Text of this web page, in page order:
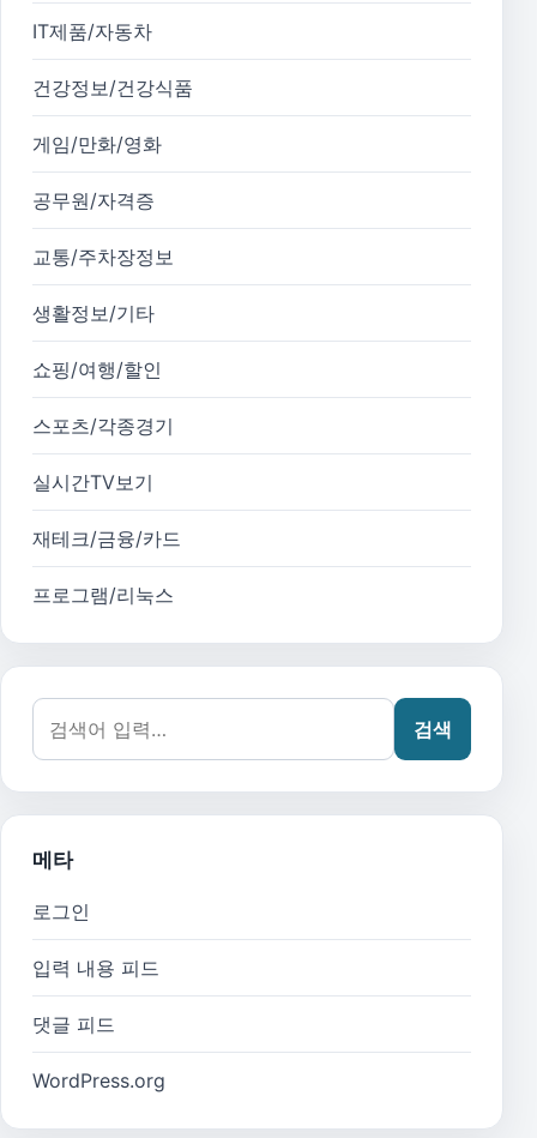
IT제품/자동차
건강정보/건강식품
게임/만화/영화
공무원/자격증
교통/주차장정보
생활정보/기타
쇼핑/여행/할인
스포츠/각종경기
실시간TV보기
재테크/금융/카드
프로그램/리눅스
검색어:
검색
메타
로그인
입력 내용 피드
댓글 피드
WordPress.org